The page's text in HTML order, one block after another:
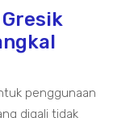
penggunaan
digali tidak